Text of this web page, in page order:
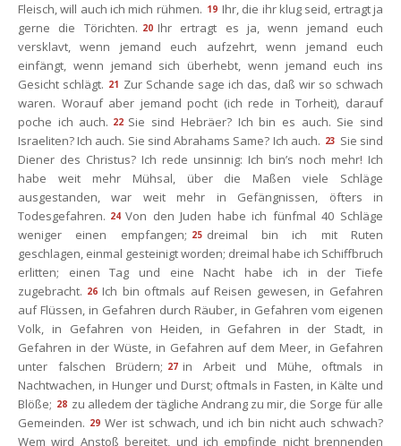
Fleisch, will auch ich mich rühmen. 19 Ihr, die ihr klug seid, ertragt ja
gerne die Törichten. 20 Ihr ertragt es ja, wenn jemand euch
versklavt, wenn jemand euch aufzehrt, wenn jemand euch
einfängt, wenn jemand sich überhebt, wenn jemand euch ins
Gesicht schlägt. 21 Zur Schande sage ich das, daß wir so schwach
waren. Worauf aber jemand pocht (ich rede in Torheit), darauf
poche ich auch. 22 Sie sind Hebräer? Ich bin es auch. Sie sind
Israeliten? Ich auch. Sie sind Abrahams Same? Ich auch. 23 Sie sind
Diener des Christus? Ich rede unsinnig: Ich bin’s noch mehr! Ich
habe weit mehr Mühsal, über die Maßen viele Schläge
ausgestanden, war weit mehr in Gefängnissen, öfters in
Todesgefahren. 24 Von den Juden habe ich fünfmal 40 Schläge
weniger einen empfangen; 25 dreimal bin ich mit Ruten
geschlagen, einmal gesteinigt worden; dreimal habe ich Schiffbruch
erlitten; einen Tag und eine Nacht habe ich in der Tiefe
zugebracht. 26 Ich bin oftmals auf Reisen gewesen, in Gefahren
auf Flüssen, in Gefahren durch Räuber, in Gefahren vom eigenen
Volk, in Gefahren von Heiden, in Gefahren in der Stadt, in
Gefahren in der Wüste, in Gefahren auf dem Meer, in Gefahren
unter falschen Brüdern; 27 in Arbeit und Mühe, oftmals in
Nachtwachen, in Hunger und Durst; oftmals in Fasten, in Kälte und
Blöße; 28 zu alledem der tägliche Andrang zu mir, die Sorge für alle
Gemeinden. 29 Wer ist schwach, und ich bin nicht auch schwach?
Wem wird Anstoß bereitet, und ich empfinde nicht brennenden